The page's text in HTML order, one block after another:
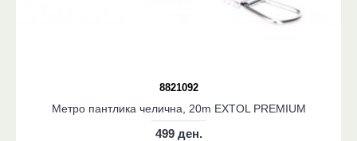
8821092
Метро пантлика челична, 20m EXTOL PREMIUM
499 ден.